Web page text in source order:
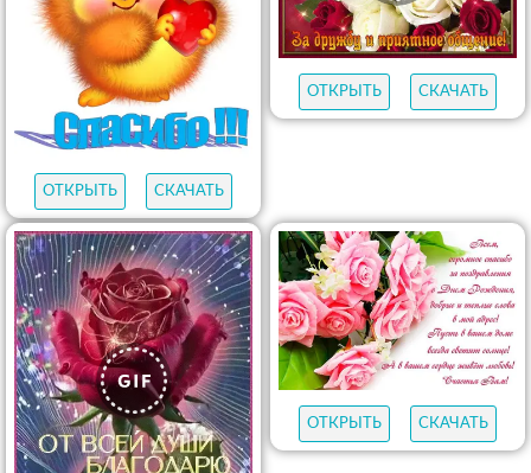
ОТКРЫТЬ СКАЧАТЬ
ОТКРЫТЬ СКАЧАТЬ
ОТКРЫТЬ СКАЧАТЬ